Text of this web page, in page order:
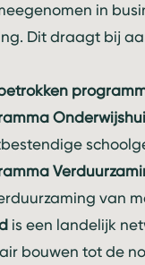
in
Dit draagt bij
van
is een landelijk
bouwen tot de